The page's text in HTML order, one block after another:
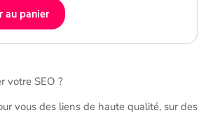
votre SEO ?
vous des liens de haute qualité, sur des